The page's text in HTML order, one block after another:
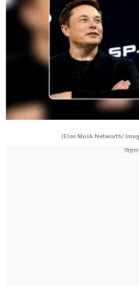
(Elon Musk Networth/